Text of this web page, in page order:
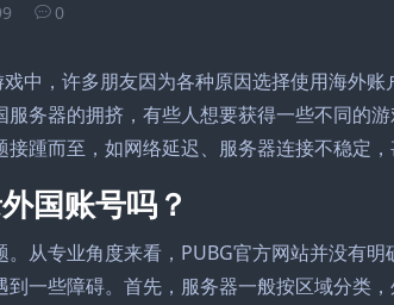
0
中，许多朋友因为各种原因选择使用海外
务器的拥挤，有些人想要获得一些不同的
踵而至，如网络延迟、服务器连接不稳定，
国账号吗？
从专业角度来看，PUBG官方网站并没有明
一些障碍。首先，服务器一般按区域分类